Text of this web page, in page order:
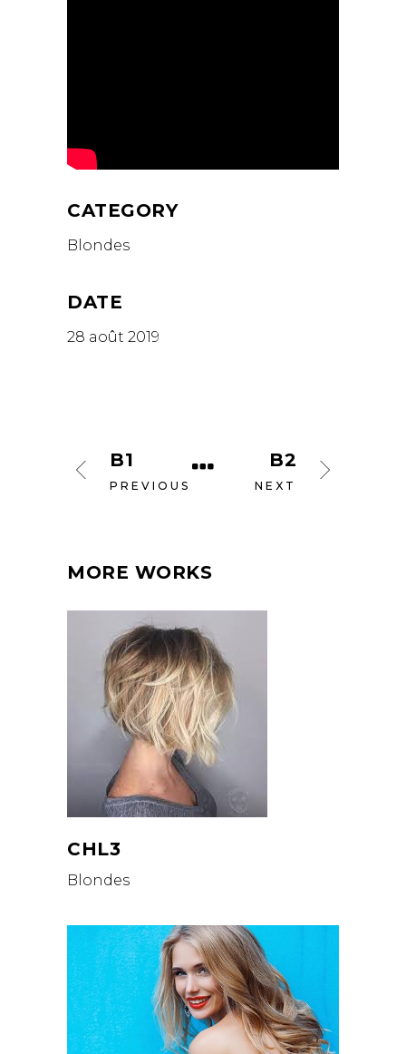
CATEGORY
Blondes
DATE
28 août 2019
B1
PREVIOUS
B2
NEXT
MORE WORKS
CHL3
Blondes